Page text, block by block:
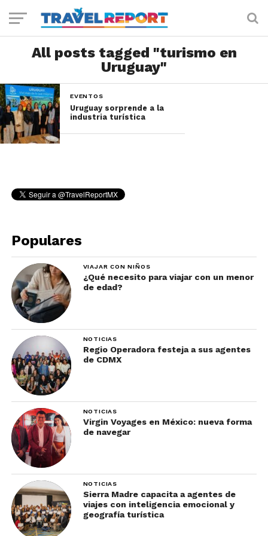
All posts tagged "turismo en
Uruguay"
EVENTOS
Uruguay sorprende a la
industria turística
Populares
VIAJAR CON NIÑOS
¿Qué necesito para viajar con un menor
de edad?
NOTICIAS
Regio Operadora festeja a sus agentes
de CDMX
NOTICIAS
Virgin Voyages en México: nueva forma
de navegar
NOTICIAS
Sierra Madre capacita a agentes de
viajes con inteligencia emocional y
geografía turística